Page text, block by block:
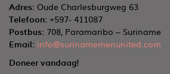
Adres: Oude Charlesburgweg 63
Telefoon: +597- 411087
Postbus: 708, Paramaribo – Suriname
Email: info@surinamemenunited.com
Doneer vandaag!